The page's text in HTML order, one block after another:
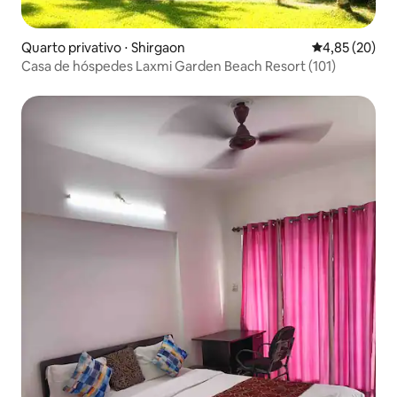
Quarto privativo ⋅ Shirgaon 4,85 de uma
4,85 (20)
Casa de hóspedes Laxmi Garden Beach Resort (101)